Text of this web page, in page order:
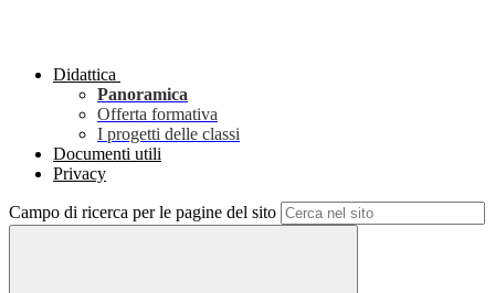
Didattica
Panoramica
Offerta formativa
I progetti delle classi
Documenti utili
Privacy
Campo di ricerca per le pagine del sito